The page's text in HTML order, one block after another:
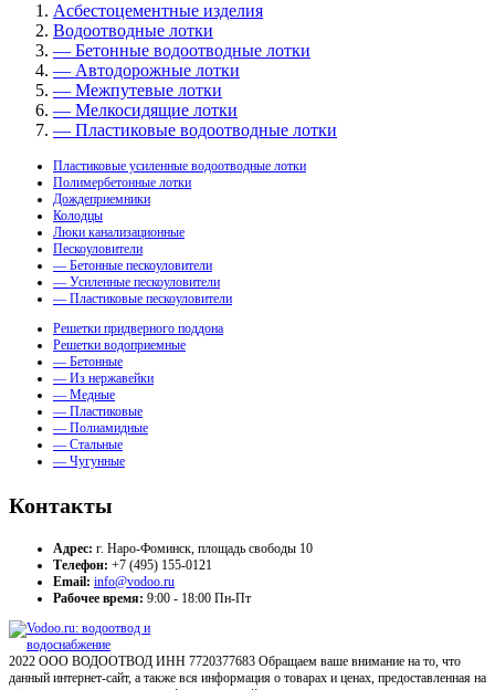
Асбестоцементные изделия
Водоотводные лотки
— Бетонные водоотводные лотки
— Автодорожные лотки
— Межпутевые лотки
— Мелкосидящие лотки
— Пластиковые водоотводные лотки
Пластиковые усиленные водоотводные лотки
Полимербетонные лотки
Дождеприемники
Колодцы
Люки канализационные
Пескоуловители
— Бетонные пескоуловители
— Усиленные пескоуловители
— Пластиковые пескоуловители
Решетки придверного поддона
Решетки водоприемные
— Бетонные
— Из нержавейки
— Медные
— Пластиковые
— Полиамидные
— Стальные
— Чугунные
Контакты
Адрес: г. Наро-Фоминск, площадь свободы 10
Телефон: +7 (495) 155-0121
Email: info@vodoo.ru
Рабочее время: 9:00 - 18:00 Пн-Пт
2022 ООО ВОДООТВОД ИНН 7720377683 Обращаем ваше внимание на то, что
данный интернет-сайт, а также вся информация о товарах и ценах, предоставленная на